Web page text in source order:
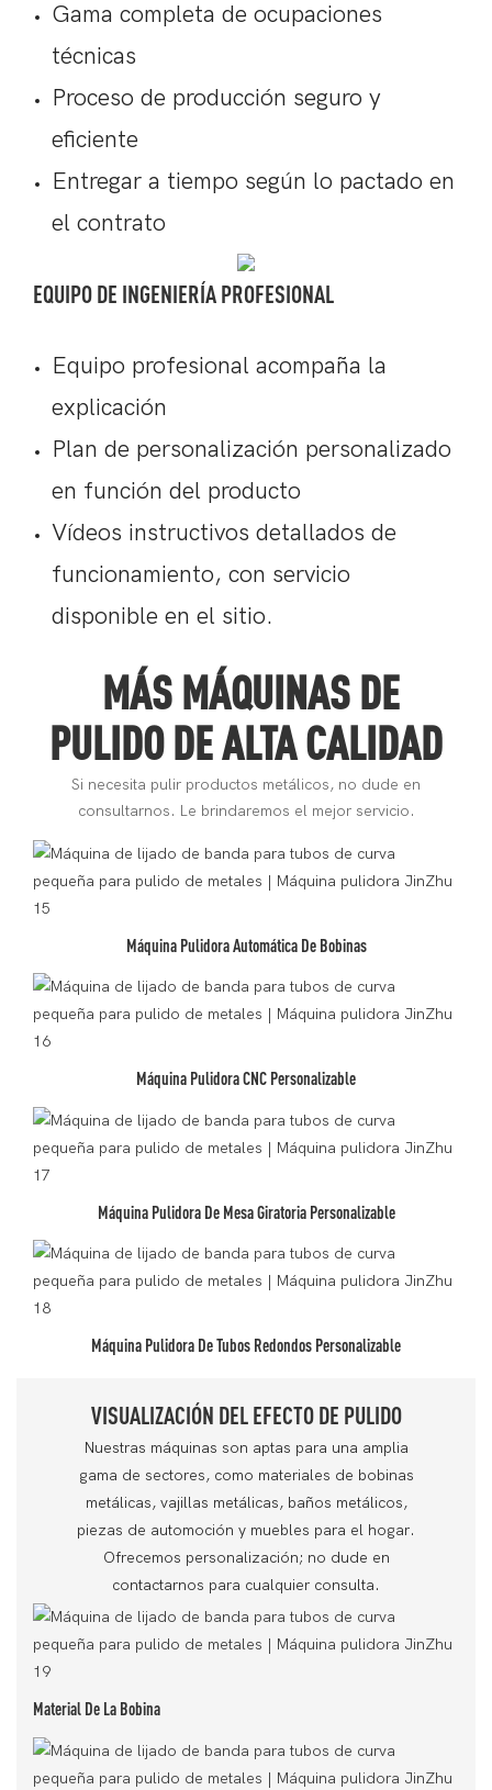
Gama completa de ocupaciones
técnicas
Proceso de producción seguro y
eficiente
Entregar a tiempo según lo pactado en
el contrato
EQUIPO DE INGENIERÍA PROFESIONAL
Equipo profesional acompaña la
explicación
Plan de personalización personalizado
en función del producto
Vídeos instructivos detallados de
funcionamiento, con servicio
disponible en el sitio.
MÁS MÁQUINAS DE
PULIDO DE ALTA CALIDAD
Si necesita pulir productos metálicos, no dude en
consultarnos. Le brindaremos el mejor servicio.
Máquina Pulidora Automática De Bobinas
Máquina Pulidora CNC Personalizable
Máquina Pulidora De Mesa Giratoria Personalizable
Máquina Pulidora De Tubos Redondos Personalizable
VISUALIZACIÓN DEL EFECTO DE PULIDO
Nuestras máquinas son aptas para una amplia
gama de sectores, como materiales de bobinas
metálicas, vajillas metálicas, baños metálicos,
piezas de automoción y muebles para el hogar.
Ofrecemos personalización; no dude en
contactarnos para cualquier consulta.
Material De La Bobina